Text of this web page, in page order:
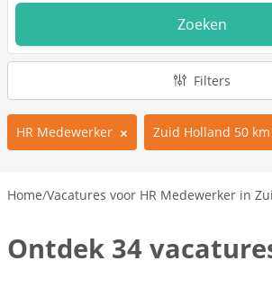
Zoeken
Filters
HR Medewerker Zuid Holland 50 km
Home/Vacatures voor HR Medewerker in
Ontdek 34